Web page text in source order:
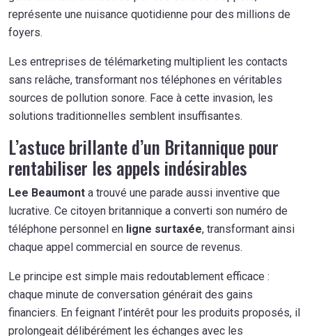
représente une nuisance quotidienne pour des millions de
foyers.
Les entreprises de télémarketing multiplient les contacts
sans relâche, transformant nos téléphones en véritables
sources de pollution sonore. Face à cette invasion, les
solutions traditionnelles semblent insuffisantes.
L’astuce brillante d’un Britannique pour
rentabiliser les appels indésirables
Lee Beaumont a trouvé une parade aussi inventive que
lucrative. Ce citoyen britannique a converti son numéro de
téléphone personnel en ligne surtaxée, transformant ainsi
chaque appel commercial en source de revenus.
Le principe est simple mais redoutablement efficace :
chaque minute de conversation générait des gains
financiers. En feignant l’intérêt pour les produits proposés, il
prolongeait délibérément les échanges avec les